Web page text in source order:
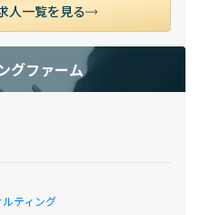
人一覧を見る
グファーム
ティング